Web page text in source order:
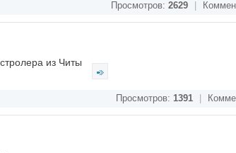
Просмотров: 2629
из Читы
Просмотров: 1391